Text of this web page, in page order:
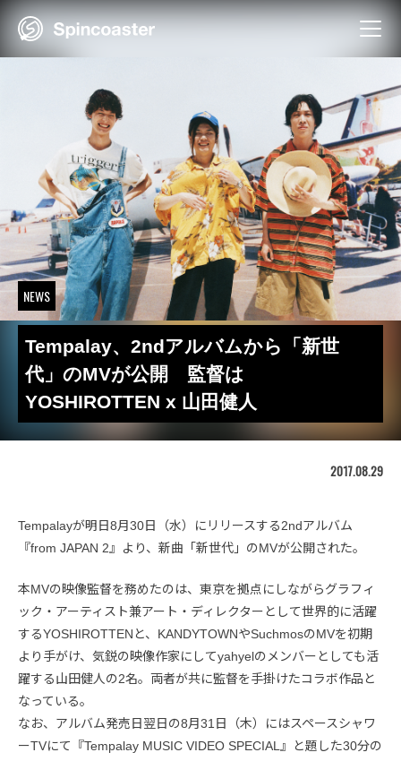
Skip
NEWS
Tempalay、2ndアルバムから「新世
代」のMVが公開 監督は
YOSHIROTTEN x 山田健人
2017.08.29
Tempalayが明日8月30日（水）にリリースする2ndアルバム
『from JAPAN 2』より、新曲「新世代」のMVが公開された。
本MVの映像監督を務めたのは、東京を拠点にしながらグラフィ
ック・アーティスト兼アート・ディレクターとして世界的に活躍
するYOSHIROTTENと、KANDYTOWNやSuchmosのMVを初期
より手がけ、気鋭の映像作家にしてyahyelのメンバーとしても活
躍する山田健人の2名。両者が共に監督を手掛けたコラボ作品と
なっている。
なお、アルバム発売日翌日の8月31日（木）にはスペースシャワ
ーTVにて『Tempalay MUSIC VIDEO SPECIAL』と題した30分の